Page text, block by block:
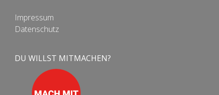
Impressum
Datenschutz
DU WILLST MITMACHEN?